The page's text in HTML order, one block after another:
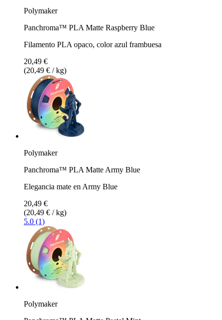
Polymaker
Panchroma™ PLA Matte Raspberry Blue
Filamento PLA opaco, color azul frambuesa
20,49 €
(20,49 € / kg)
Polymaker
Panchroma™ PLA Matte Army Blue
Elegancia mate en Army Blue
20,49 €
(20,49 € / kg)
5.0 (1)
Polymaker